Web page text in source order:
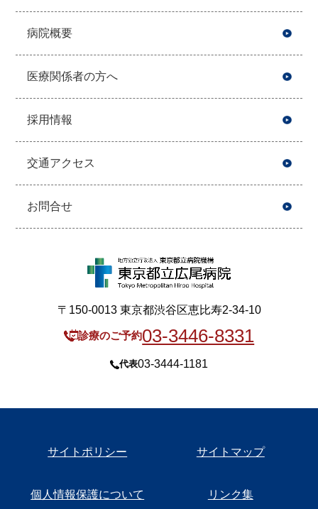
病院概要
医療関係者の方へ
採用情報
交通アクセス
お問合せ
〒150-0013 東京都渋谷区恵比寿2-34-10
診療のご予約03-3446-8331
代表03-3444-1181
サイトポリシー サイトマップ
個人情報保護について リンク集